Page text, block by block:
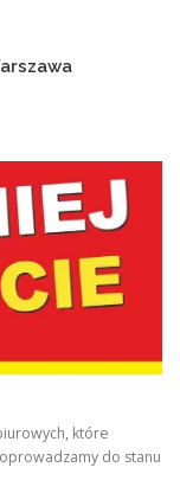
które
do stanu